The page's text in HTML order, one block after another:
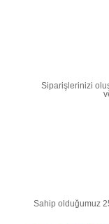
Siparişlerinizi
Sahip olduğumuz